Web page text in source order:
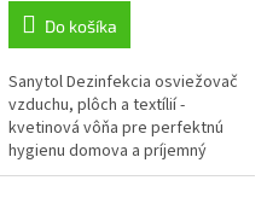
Do košíka
Sanytol Dezinfekcia osviežovač
vzduchu, plôch a textílií -
kvetinová vôňa pre perfektnú
hygienu domova a príjemný
pocit sviežosti. Neutralizuje